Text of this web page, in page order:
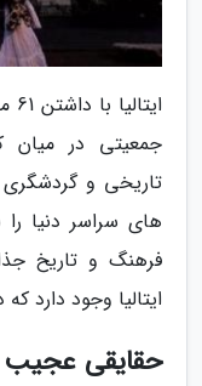
جمعیتی در میان
تاریخی و گردشگری
های سراسر دنیا
فرهنگ و تاریخ
ایتالیا وجود دارد
حقایقی عجیب